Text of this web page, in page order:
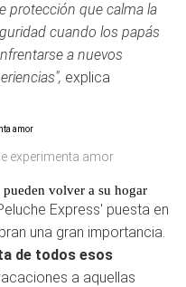
protección que calma la
cuando los papás
a nuevos
explica
experimenta amor
volver a su hogar
Express' puesta en
una gran importancia.
de todos esos
a aquellas